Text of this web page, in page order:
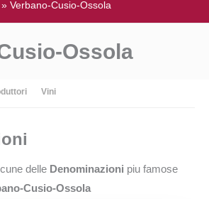
» Verbano-Cusio-Ossola
Ossola
Vini
delle Denominazioni piu famose
Cusio-Ossola